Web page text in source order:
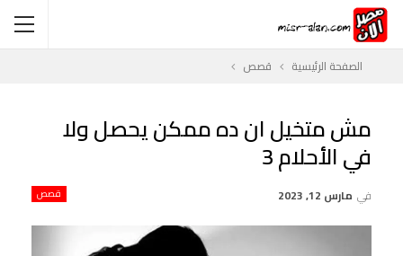
الصفحة الرئيسية قصص
مش متخيل ان ده ممكن يحصل ولا
في الأحلام 3
قصص في مارس 12, 2023